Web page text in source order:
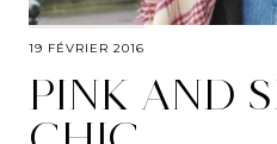
19 FÉVRIER 2016
PINK AND